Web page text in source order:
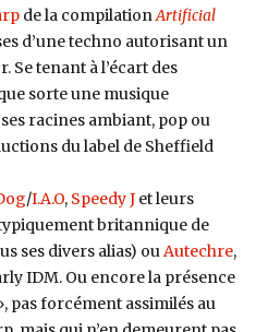
de la compilationArtificial
d’une techno autorisant un
Se tenant à l’écart des
sorte une musique
racines ambiant, pop ou
du label de Sheffield
/I.A.O, Speedy Jet leurs
britannique de
ses divers alias) ouAutechre,
IDM. Ou encore la présence
pas forcément assimilés au